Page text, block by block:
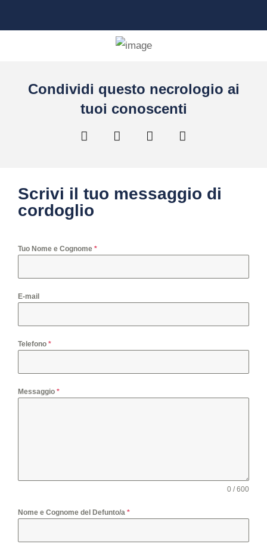
Condividi questo necrologio ai
tuoi conoscenti
Scrivi il tuo messaggio di
cordoglio
Tuo Nome e Cognome *
E-mail
Telefono *
Messaggio *
0 / 600
Nome e Cognome del Defunto/a *